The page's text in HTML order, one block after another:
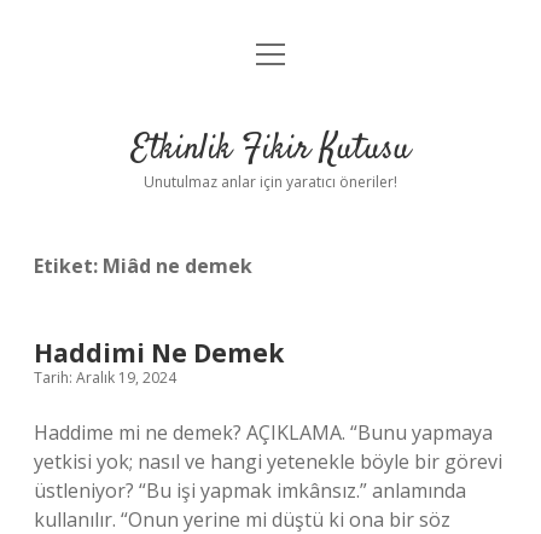
Anasayfa
Yasal Uyarı
menüyü
Etkinlik Fikir Kutusu
Unutulmaz anlar için yaratıcı öneriler!
Etiket: Miâd ne demek
Haddimi Ne Demek
Tarih: Aralık 19, 2024
Haddime mi ne demek? AÇIKLAMA. “Bunu yapmaya
yetkisi yok; nasıl ve hangi yetenekle böyle bir görevi
üstleniyor? “Bu işi yapmak imkânsız.” anlamında
kullanılır. “Onun yerine mi düştü ki ona bir söz